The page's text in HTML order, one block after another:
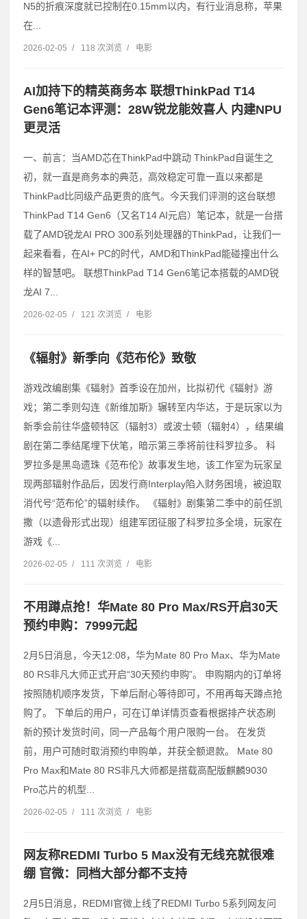
N5的折痕深度就已控制在0.15mm以内，有行业消息称，苹果
在...
2026-02-05 / 118 次浏览 / 电影
AI加持下的精英商务本 联想ThinkPad T14
Gen6笔记本评测：28W锐龙能效喜人 内建NPU
更灵活
一、前言：当AMD芯在ThinkPad中跳动 ThinkPad自诞生之
初，就一直是商务本的典范，高效稳定可靠一直以来都是
ThinkPad比同级产品更贵的底气。今天我们评测的这台联想
ThinkPad T14 Gen6（又名T14 AI元启）笔记本，就是一台搭
载了AMD锐龙AI PRO 300系列处理器的ThinkPad，让我们一
起来看看，在AI+ PC的时代，AMD和ThinkPad能碰撞出什么
样的智慧吧。 联想ThinkPad T14 Gen6笔记本搭载的AMD锐
龙AI 7...
2026-02-05 / 121 次浏览 / 电影
《辐射》新季向《范布伦》致敬
游戏改编剧集《辐射》首季设在加州，比拟初代《辐射》游
戏；第二季则勾连《新维加斯》辗转至内华达，于是玩家以为
新季会前往华盛顿特区（辐射3）或波士顿（辐射4），结果编
剧在第二季结尾埋下伏笔，暗示第三季将前往科罗拉多。 科
罗拉多是黑岛遗珠《范布伦》故事发生地，该工作室为玩家呈
现两部辐射作品后，因发行商Interplay陷入财务困境，被迫取
消代号“范布伦”的辐射续作。 《辐射》剧集第二季中的前任凯
撒（以遗骨形式出现）组建军团征服了科罗拉多全境，玩家在
游戏《...
2026-02-05 / 111 次浏览 / 电影
不用蹲点抢！华Mate 80 Pro Max/RS开启30天
预约申购：7999元起
2月5日消息，今天12:08，华为Mate 80 Pro Max、华为Mate
80 RS非凡大师正式开启“30天预约申购”。 申购期内的订单将
按照随机顺序发货，下单后耐心等待即可，不用再每天蹲点抢
购了。 下单后的用户，可在订单详情页查看根据排产状态刷
新的预计发货时间，同一产品每个用户限购一台。 在发货
前，用户可随时取消预约申购单，并获全额退款。 Mate 80
Pro Max和Mate 80 RS非凡大师都是搭载高配版麒麟9030
Pro芯片的机型...
2026-02-05 / 111 次浏览 / 电影
网友称REDMI Turbo 5 Max没有无线充就很难
绷 官微：同档大部分都不支持
2月5日消息，REDMI官微上线了REDMI Turbo 5系列网友问